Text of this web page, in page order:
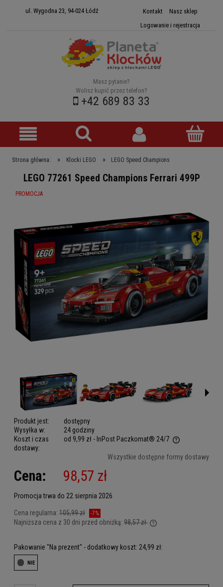
ul. Wygodna 23, 94-024 Łódź Kontakt
Nasz sklep
Logowanie i rejestracja
Masz pytanie?
Wolisz kupić przez telefon?
+42 689 83 33
Strona główna: » Klocki LEGO » LEGO Speed Champions
LEGO 77261 Speed Champions Ferrari 499P
PROMOCJA
Produkt jest:
dostępny
Wysyłka w:
24 godziny
Koszt i czas
dostawy:
od 9,99 zł - InPost Paczkomat® 24/7
Cena nie zawiera ewentualnych kosztów płatności
Wszystkie dostępne formy dostawy
Cena: 98,57 zł
Promocja trwa do 22 sierpnia 2026
Cena regularna: 105,99 zł -7%
Najniższa cena z 30 dni przed obniżką: 98,57 zł
kiedy produkt pojawił
Pakowanie "Na prezent" - dodatkowy koszt: 24,99 zł: